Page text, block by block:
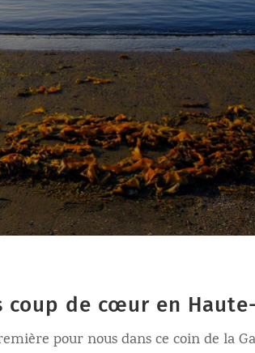
coup de cœur en
pour nous dans ce coin de la